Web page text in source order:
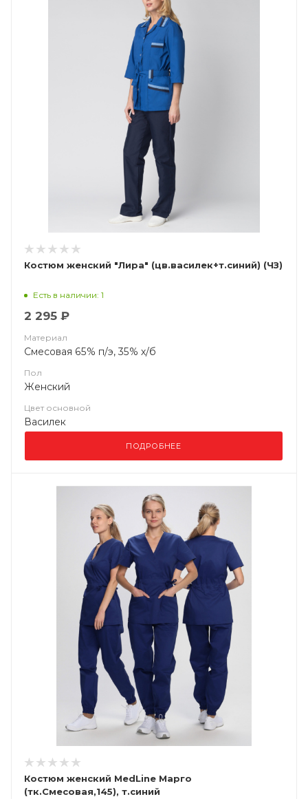
Костюм женский "Лира" (цв.василек+т.синий) (ЧЗ)
Есть в наличии: 1
2 295 ₽
Материал
Смесовая 65% п/э, 35% х/б
Пол
Женский
Цвет основной
Василек
ПОДРОБНЕЕ
Костюм женский MedLine Марго
(тк.Смесовая,145), т.синий